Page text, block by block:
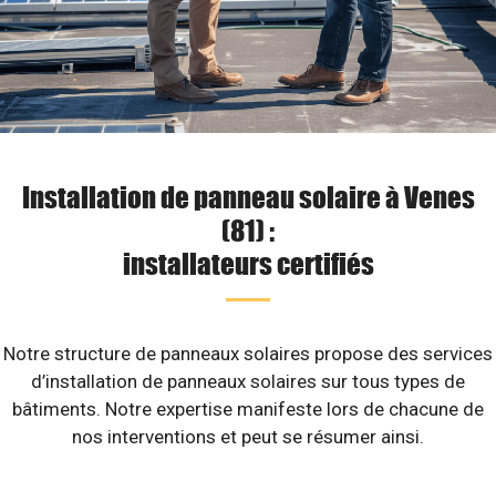
Installation de panneau solaire à Venes
(81) :
installateurs certifiés
Notre structure de panneaux solaires propose des services
d’installation de panneaux solaires sur tous types de
bâtiments. Notre expertise manifeste lors de chacune de
nos interventions et peut se résumer ainsi.